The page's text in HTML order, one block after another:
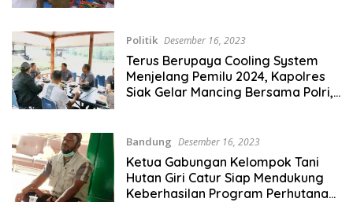
Politik Desember 16, 2023
Terus Berupaya Cooling System
Menjelang Pemilu 2024, Kapolres
Siak Gelar Mancing Bersama Polri,
Bandung Desember 16, 2023
Ketua Gabungan Kelompok Tani
Hutan Giri Catur Siap Mendukung
Keberhasilan Program Perhutanan